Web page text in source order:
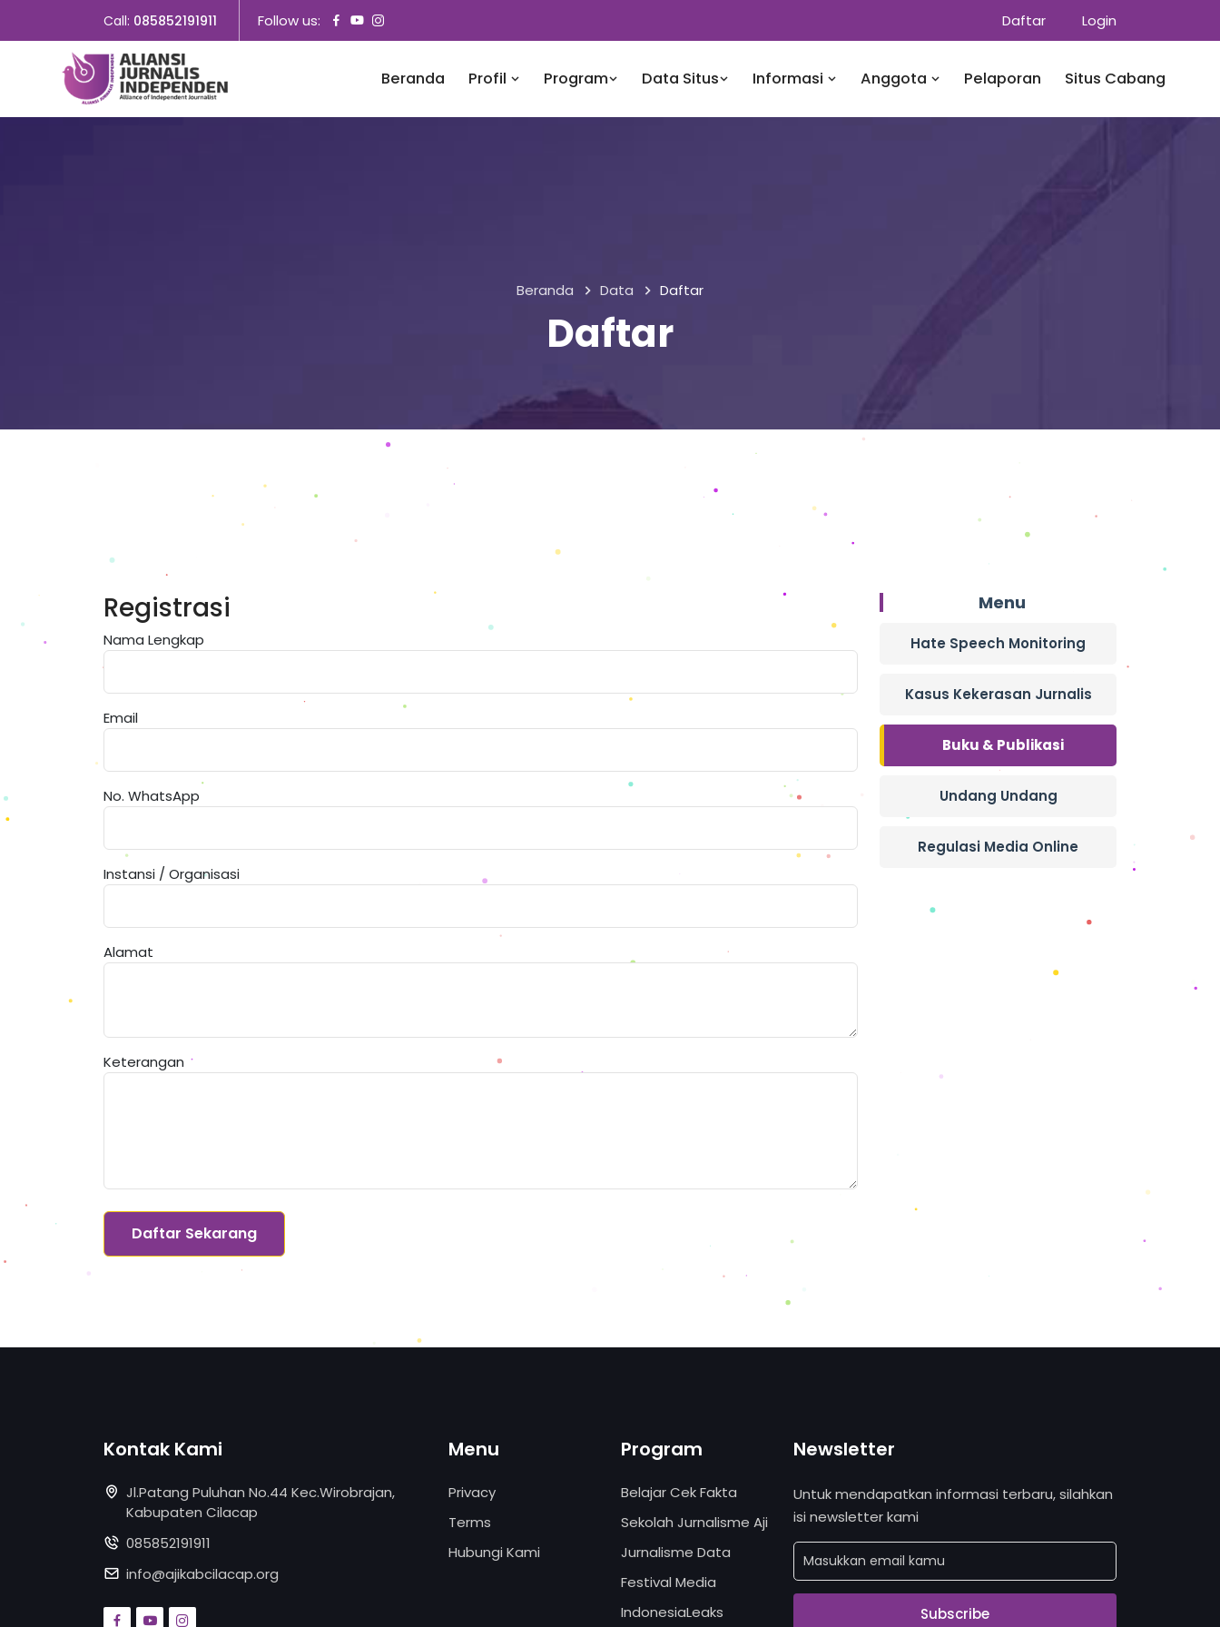
Call: 085852191911 Follow us: Daftar Login
Beranda Profil Program Data Situs Informasi Anggota Pelaporan Situs Cabang
Beranda Data Daftar
Daftar
Registrasi
Nama Lengkap
Email
No. WhatsApp
Instansi / Organisasi
Alamat
Keterangan
Daftar Sekarang
Menu
Hate Speech Monitoring
Kasus Kekerasan Jurnalis
Buku & Publikasi
Undang Undang
Regulasi Media Online
Kontak Kami
Jl.Patang Puluhan No.44 Kec.Wirobrajan,
Kabupaten Cilacap
085852191911
info@ajikabcilacap.org
Menu
Privacy
Terms
Hubungi Kami
Program
Belajar Cek Fakta
Sekolah Jurnalisme Aji
Jurnalisme Data
Festival Media
IndonesiaLeaks
Newsletter
Untuk mendapatkan informasi terbaru, silahkan
isi newsletter kami
Subscribe